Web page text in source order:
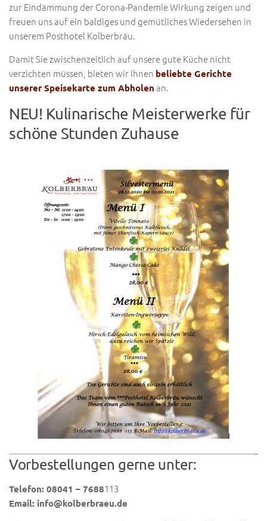
zur Eindämmung der Corona-Pandemie Wirkung zeigen und
freuen uns auf ein baldiges und gemütliches Wiedersehen in
unserem Posthotel Kolberbräu.
Damit Sie zwischenzeitlich auf unsere gute Küche nicht
verzichten müssen, bieten wir Ihnen beliebte Gerichte
unserer Speisekarte zum Abholen an.
NEU! Kulinarische Meisterwerke für
schöne Stunden Zuhause
Vorbestellungen gerne unter:
Telefon: 08041 – 7688113
Email: info@kolberbraeu.de